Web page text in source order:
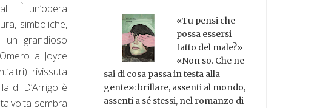
È un’opera
simboliche,
un grandioso
a Joyce
rivissuta
di D’Arrigo è
sembra
«Tu pensi che
possa essersi
fatto del male?»
«Non so. Che ne
sai di cosa passa in testa alla
gente»: brillare, assenti al mondo,
assenti a sé stessi, nel romanzo di